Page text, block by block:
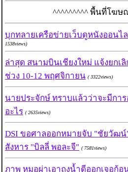
^^^^^^^^^ พื้นที่โฆษ
บุกทลายเครือข่ายเว็บดูหนังออนไ
1538views)
ล่าสุด สนามบินเชียงใหม่ แจ้งยกเ
ช่วง 10-12 พฤศจิกายน ( 3322views)
นายประจักษ์ ทราบแล้วว่าจะมีกา
อะไร ( 2635views)
DSI ขอศาลออกหมายจับ "ชัยวัฒน์
สังหาร "บิลลี่ พอละจี" ( 7581views)
ภาพ หมอผ่าเอาถุงน้ำดีออกเจอก้